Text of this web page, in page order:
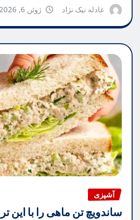
عادله نیک نژاد ژوئن 6, 2026
آشپزی
ساندویچ تن ماهی را با این